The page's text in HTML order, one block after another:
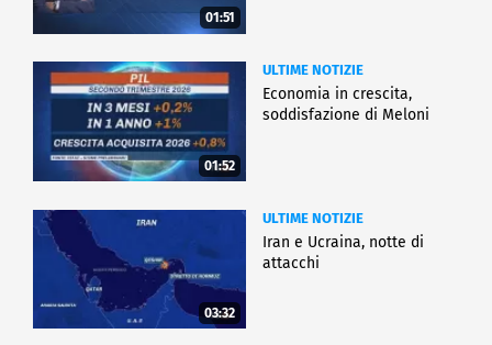
01:51
01:52
ULTIME NOTIZIE
Economia in crescita,
soddisfazione di Meloni
03:32
ULTIME NOTIZIE
Iran e Ucraina, notte di
attacchi